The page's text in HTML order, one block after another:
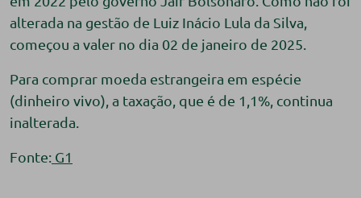
alterada na gestão de Luiz Inácio Lula da Silva,
começou a valer no dia 02 de janeiro de 2025.
Para comprar moeda estrangeira em espécie
(dinheiro vivo), a taxação, que é de 1,1%, continua
inalterada.
Fonte: G1